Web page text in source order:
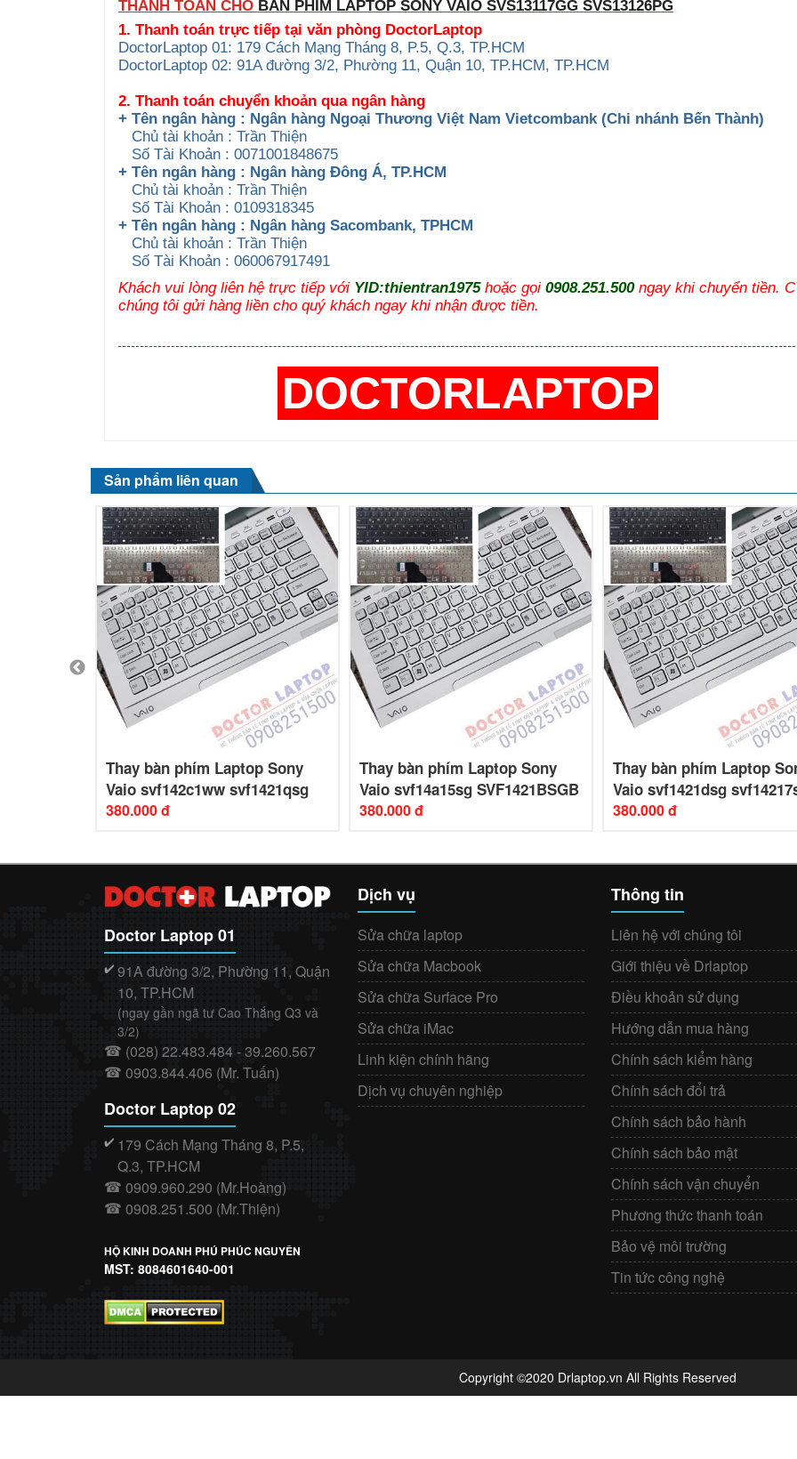
THANH TOÁN CHO BÀN PHÍM LAPTOP SONY VAIO SVS13117GG SVS13126PG
1. Thanh toán trực tiếp tại văn phòng DoctorLaptop
DoctorLaptop 01: 179 Cách Mạng Tháng 8, P.5, Q.3, TP.HCM
DoctorLaptop 02: 91A đường 3/2, Phường 11, Quận 10, TP.HCM, TP.HCM
2. Thanh toán chuyển khoản qua ngân hàng
+ Tên ngân hàng : Ngân hàng Ngoại Thương Việt Nam Vietcombank (Chi nhánh Bến Thành)
Chủ tài khoản : Trần Thiện
Số Tài Khoản : 0071001848675
+ Tên ngân hàng : Ngân hàng Đông Á, TP.HCM
Chủ tài khoản : Trần Thiện
Số Tài Khoản : 0109318345
+ Tên ngân hàng : Ngân hàng Sacombank, TPHCM
Chủ tài khoản : Trần Thiện
Số Tài Khoản : 060067917491
Khách vui lòng liên hệ trực tiếp với YID:thientran1975hoặc gọi 0908.251.500ngay khi chuyển tiền.
chúng tôi gửi hàng liền cho quý khách ngay khi nhận được tiền.
DOCTORLAPTOP
Sản phẩm liên quan
Thay bàn phím Laptop Sony
Vaio svf142c1ww svf1421qsg
380.000 đ
Thay bàn phím Laptop Sony
Vaio svf14a15sg SVF1421BSGB
380.000 đ
Thay bàn phím Laptop
Vaio svf1421dsg
380.000 đ
Doctor Laptop 01
✔️ 91A đường 3/2, Phường 11, Quận
10, TP.HCM
(ngay gần ngã tư Cao Thắng Q3 và
3/2)
☎ (028) 22.483.484 - 39.260.567
☎ 0903.844.406 (Mr. Tuấn)
Doctor Laptop 02
✔️ 179 Cách Mạng Tháng 8, P.5,
Q.3, TP.HCM
☎ 0909.960.290 (Mr.Hoàng)
☎ 0908.251.500 (Mr.Thiện)
HỘ KINH DOANH PHÚ PHÚC NGUYÊN
MST: 8084601640-001
Dịch vụ
Sửa chữa laptop
Sửa chữa Macbook
Sửa chữa Surface Pro
Sửa chữa iMac
Linh kiện chính hãng
Dịch vụ chuyên nghiệp
Thông tin
Liên hệ với chúng tôi
Giới thiệu về Drlaptop
Điều khoản sử dụng
Hướng dẫn mua hàng
Chính sách kiểm hàng
Chính sách đổi trả
Chính sách bảo hành
Chính sách bảo mật
Chính sách vận chuyển
Phương thức thanh toán
Bảo vệ môi trường
Tin tức công nghệ
Copyright ©2020 Drlaptop.vn All Rights Reserved